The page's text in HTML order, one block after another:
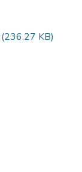
(236.27 KB)